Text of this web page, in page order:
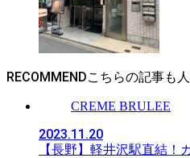
RECOMMEND
CREME BRULEE
2023.11.20
【長野】軽井沢駅直結！